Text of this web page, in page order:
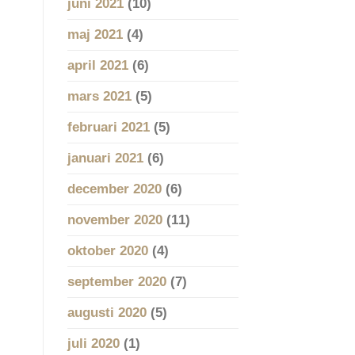
juni 2021(10)
maj 2021(4)
april 2021(6)
mars 2021(5)
februari 2021(5)
januari 2021(6)
december 2020(6)
november 2020(11)
oktober 2020(4)
september 2020(7)
augusti 2020(5)
juli 2020(1)